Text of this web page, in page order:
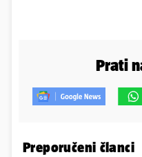
Prati
Preporučeni članci